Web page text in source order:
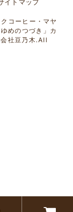
コーヒー・マヤ
めのつづき」カ
社豆乃木.All